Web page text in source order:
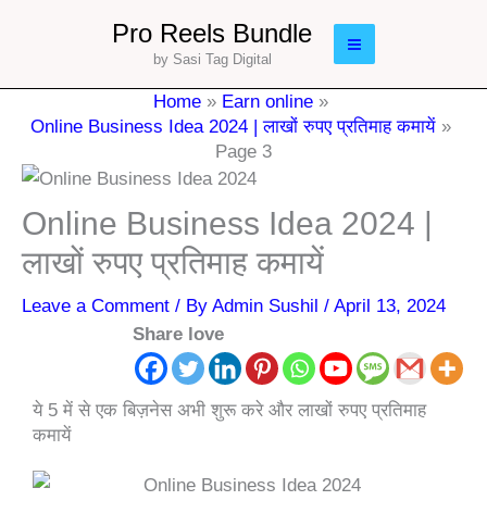
Pro Reels Bundle
by Sasi Tag Digital
Main
Menu
Home
Earn online
Online Business Idea 2024 | लाखों रुपए प्रतिमाह कमायें
Page 3
Online Business Idea 2024 |
लाखों रुपए प्रतिमाह कमायें
Leave a Comment / By Admin Sushil / April 13, 2024
Share love
ये 5 में से एक बिज़नेस अभी शुरू करे और लाखों रुपए प्रतिमाह
कमायें